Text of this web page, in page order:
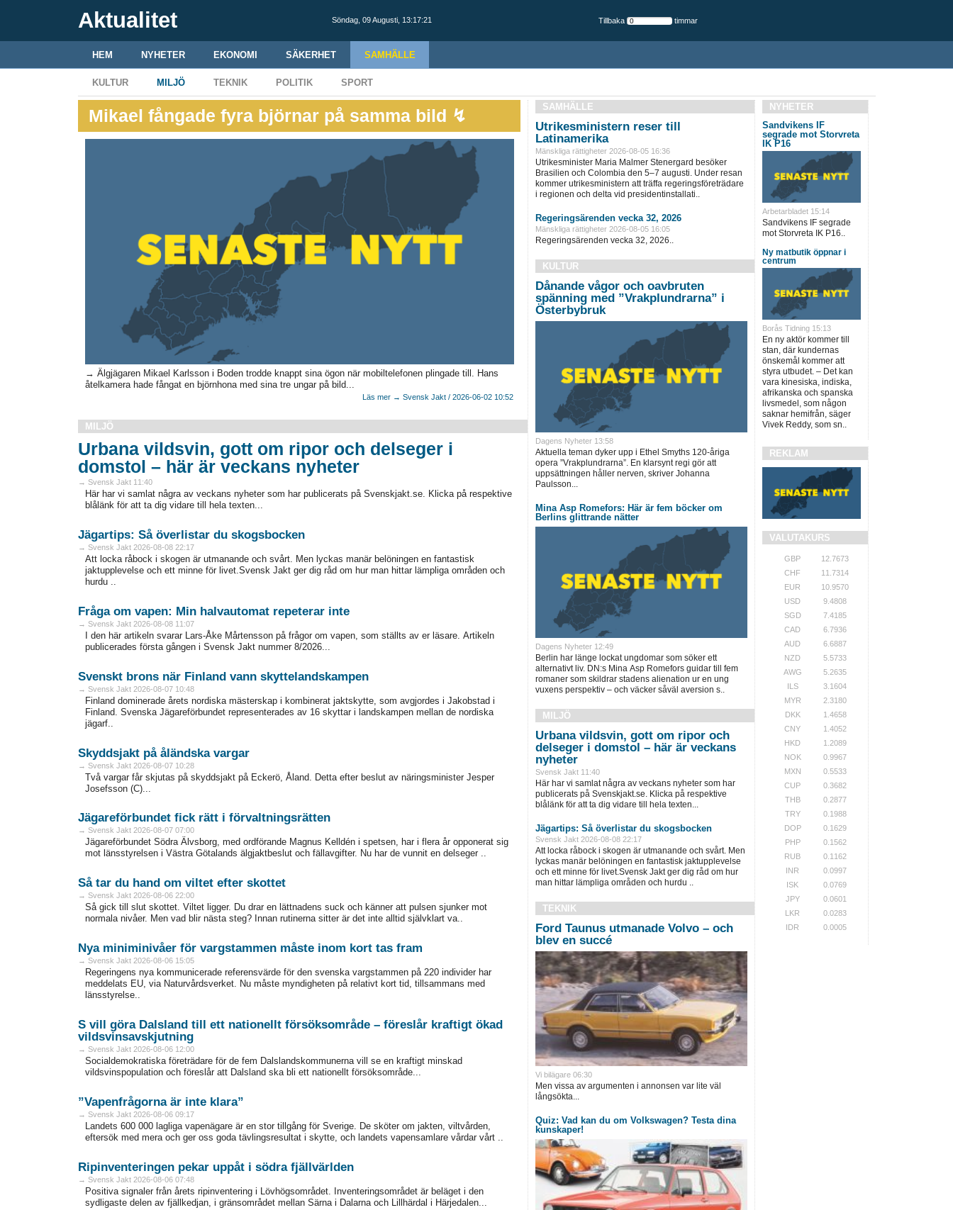
Aktualitet Söndag, 09 Augusti, 13:17:22 Tillbaka timmar
HEM NYHETER EKONOMI SÄKERHET SAMHÄLLE
KULTUR MILJÖ TEKNIK POLITIK SPORT
Mikael fångade fyra björnar på samma bild ↯
→ Älgjägaren Mikael Karlsson i Boden trodde knappt sina ögon när mobiltelefonen plingade till. Hans
åtelkamera hade fångat en björnhona med sina tre ungar på bild...
Läs mer → Svensk Jakt / 2026-06-02 10:52
MILJÖ
Urbana vildsvin, gott om ripor och delseger i
domstol – här är veckans nyheter
→ Svensk Jakt 11:40
Här har vi samlat några av veckans nyheter som har publicerats på Svenskjakt.se. Klicka på respektive
blålänk för att ta dig vidare till hela texten...
Jägartips: Så överlistar du skogsbocken
→ Svensk Jakt 2026-08-08 22:17
Att locka råbock i skogen är utmanande och svårt. Men lyckas manär belöningen en fantastisk
jaktupplevelse och ett minne för livet.Svensk Jakt ger dig råd om hur man hittar lämpliga områden och
hurdu ..
Fråga om vapen: Min halvautomat repeterar inte
→ Svensk Jakt 2026-08-08 11:07
I den här artikeln svarar Lars-Åke Mårtensson på frågor om vapen, som ställts av er läsare. Artikeln
publicerades första gången i Svensk Jakt nummer 8/2026...
Svenskt brons när Finland vann skyttelandskampen
→ Svensk Jakt 2026-08-07 10:48
Finland dominerade årets nordiska mästerskap i kombinerat jaktskytte, som avgjordes i Jakobstad i
Finland. Svenska Jägareförbundet representerades av 16 skyttar i landskampen mellan de nordiska
jägarf..
Skyddsjakt på åländska vargar
→ Svensk Jakt 2026-08-07 10:28
Två vargar får skjutas på skyddsjakt på Eckerö, Åland. Detta efter beslut av näringsminister Jesper
Josefsson (C)...
Jägareförbundet fick rätt i förvaltningsrätten
→ Svensk Jakt 2026-08-07 07:00
Jägareförbundet Södra Älvsborg, med ordförande Magnus Kelldén i spetsen, har i flera år opponerat sig
mot länsstyrelsen i Västra Götalands älgjaktbeslut och fällavgifter. Nu har de vunnit en delseger ..
Så tar du hand om viltet efter skottet
→ Svensk Jakt 2026-08-06 22:00
Så gick till slut skottet. Viltet ligger. Du drar en lättnadens suck och känner att pulsen sjunker mot
normala nivåer. Men vad blir ­nästa steg? Innan rutinerna sitter är det inte alltid självklart va..
Nya miniminivåer för vargstammen måste inom kort tas fram
→ Svensk Jakt 2026-08-06 15:05
Regeringens nya kommunicerade referensvärde för den svenska vargstammen på 220 individer har
meddelats EU, via Naturvårdsverket. Nu måste myndigheten på relativt kort tid, tillsammans med
länsstyrelse..
S vill göra Dalsland till ett nationellt försöksområde – föreslår kraftigt ökad
vildsvinsavskjutning
→ Svensk Jakt 2026-08-06 12:00
Socialdemokratiska företrädare för de fem Dalslandskommunerna vill se en kraftigt minskad
vildsvinspopulation och föreslår att Dalsland ska bli ett nationellt försöksområde...
”Vapenfrågorna är inte klara”
→ Svensk Jakt 2026-08-06 09:17
Landets 600 000 lagliga vapenägare är en stor tillgång för Sverige. De sköter om jakten, viltvården,
eftersök med mera och ger oss goda tävlingsresultat i skytte, och landets vapensamlare vårdar vårt ..
Ripinventeringen pekar uppåt i södra fjällvärlden
→ Svensk Jakt 2026-08-06 07:48
Positiva signaler från årets ripinventering i Lövhögsområdet. Inventeringsområdet är beläget i den
sydligaste delen av fjällkedjan, i gränsområdet mellan Särna i Dalarna och Lillhärdal i Härjedalen...
SAMHÄLLE
Utrikesministern reser till
Latinamerika
Mänskliga rättigheter 2026-08-05 16:36
Utrikesminister Maria Malmer Stenergard besöker
Brasilien och Colombia den 5–7 augusti. Under resan
kommer utrikesministern att träffa regeringsföreträdare
i regionen och delta vid presidentinstallati..
Regeringsärenden vecka 32, 2026
Mänskliga rättigheter 2026-08-05 16:05
Regeringsärenden vecka 32, 2026..
KULTUR
Dånande vågor och oavbruten
spänning med ”Vrakplundrarna” i
Österbybruk
Dagens Nyheter 13:58
Aktuella teman dyker upp i Ethel Smyths 120-åriga
opera ”Vrakplundrarna”. En klarsynt regi gör att
uppsättningen håller nerven, skriver Johanna
Paulsson...
Mina Asp Romefors: Här är fem böcker om
Berlins glittrande nätter
Dagens Nyheter 12:49
Berlin har länge lockat ungdomar som söker ett
alternativt liv. DN:s Mina Asp Romefors guidar till fem
romaner som skildrar stadens alienation ur en ung
vuxens perspektiv – och väcker såväl aversion s..
MILJÖ
Urbana vildsvin, gott om ripor och
delseger i domstol – här är veckans
nyheter
Svensk Jakt 11:40
Här har vi samlat några av veckans nyheter som har
publicerats på Svenskjakt.se. Klicka på respektive
blålänk för att ta dig vidare till hela texten...
Jägartips: Så överlistar du skogsbocken
Svensk Jakt 2026-08-08 22:17
Att locka råbock i skogen är utmanande och svårt. Men
lyckas manär belöningen en fantastisk jaktupplevelse
och ett minne för livet.Svensk Jakt ger dig råd om hur
man hittar lämpliga områden och hurdu ..
TEKNIK
Ford Taunus utmanade Volvo – och
blev en succé
Vi bilägare 06:30
Men vissa av argumenten i annonsen var lite väl
långsökta...
Quiz: Vad kan du om Volkswagen? Testa dina
kunskaper!
NYHETER
Sandvikens IF
segrade mot Storvreta
IK P16
Arbetarbladet 15:14
Sandvikens IF segrade
mot Storvreta IK P16..
Ny matbutik öppnar i
centrum
Borås Tidning 15:13
En ny aktör kommer till
stan, där kundernas
önskemål kommer att
styra utbudet. – Det kan
vara kinesiska, indiska,
afrikanska och spanska
livsmedel, som någon
saknar hemifrån, säger
Vivek Reddy, som sn..
REKLAM
VALUTAKURS
GBP
12.7673
CHF
11.7314
EUR
10.9570
USD
9.4808
SGD
7.4185
CAD
6.7936
AUD
6.6887
NZD
5.5733
AWG
5.2635
ILS
3.1604
MYR
2.3180
DKK
1.4658
CNY
1.4052
HKD
1.2089
NOK
0.9967
MXN
0.5533
CUP
0.3682
THB
0.2877
TRY
0.1988
DOP
0.1629
PHP
0.1562
RUB
0.1162
INR
0.0997
ISK
0.0769
JPY
0.0601
LKR
0.0283
IDR
0.0005